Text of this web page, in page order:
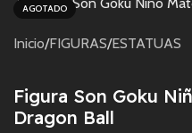
AGOTADO
Inicio/FIGURAS/ESTATUAS
Figura Son Goku
Dragon Ball